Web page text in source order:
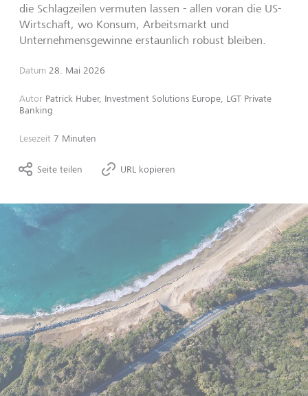
die Schlagzeilen vermuten lassen - allen voran die US-
Wirtschaft, wo Konsum, Arbeitsmarkt und
Unternehmensgewinne erstaunlich robust bleiben.
Datum 28. Mai 2026
Autor Patrick Huber, Investment Solutions Europe, LGT Private
Banking
Lesezeit 7 Minuten
Seite teilen URL kopieren